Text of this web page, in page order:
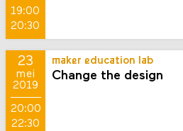
19:00
20:30
23
mei
2019
20:00
22:30
maker education lab
Change the design